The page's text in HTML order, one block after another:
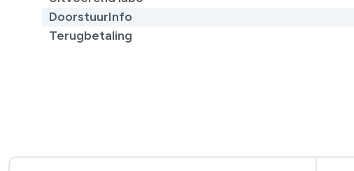
DoorstuurInfo
Terugbetaling